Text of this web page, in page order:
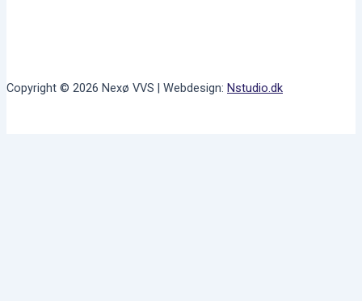
Copyright © 2026 Nexø VVS | Webdesign: Nstudio.dk